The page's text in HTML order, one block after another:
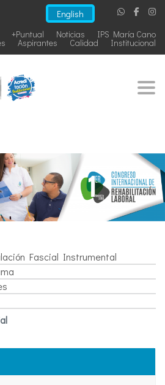
English
IPS María Cano
Noticias
+Puntual
Institucional
Calidad
Aspirantes
Fascial Instrumental